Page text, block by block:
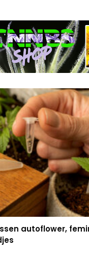
autoflower,